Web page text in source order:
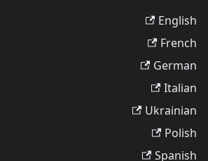
English
French
German
Italian
Ukrainian
Polish
Spanish